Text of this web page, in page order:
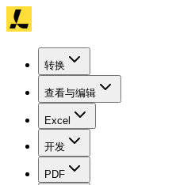
转换
查看与编辑
Excel
开发
PDF